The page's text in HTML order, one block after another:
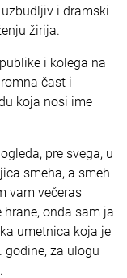
i dramski
žirija.
i kolega na
čast i
koja nosi ime
pre svega, u
smeha, a smeh
vam večeras
onda sam ja
umetnica koja je
godine, za ulogu